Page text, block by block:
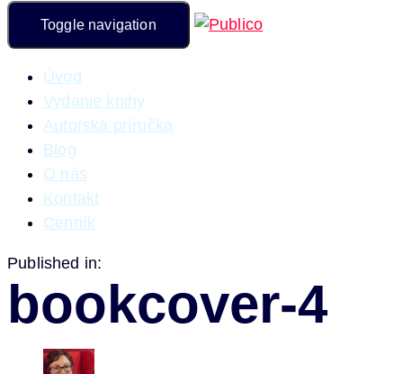
Toggle navigation
Úvod
Vydanie knihy
Autorská príručka
Blog
O nás
Kontakt
Cenník
Published in:
bookcover-4